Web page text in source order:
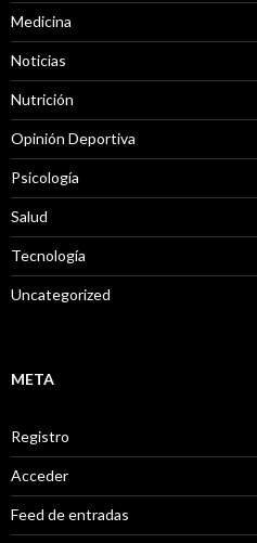
Medicina
Noticias
Nutrición
Opinión Deportiva
Psicología
Salud
Tecnología
Uncategorized
META
Registro
Acceder
Feed de entradas